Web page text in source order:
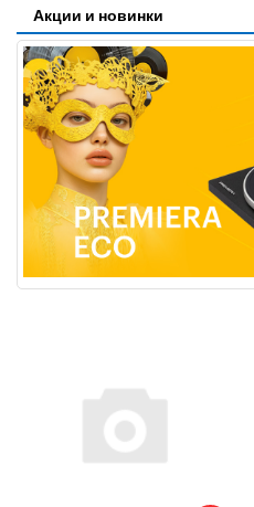
Акции и новинки